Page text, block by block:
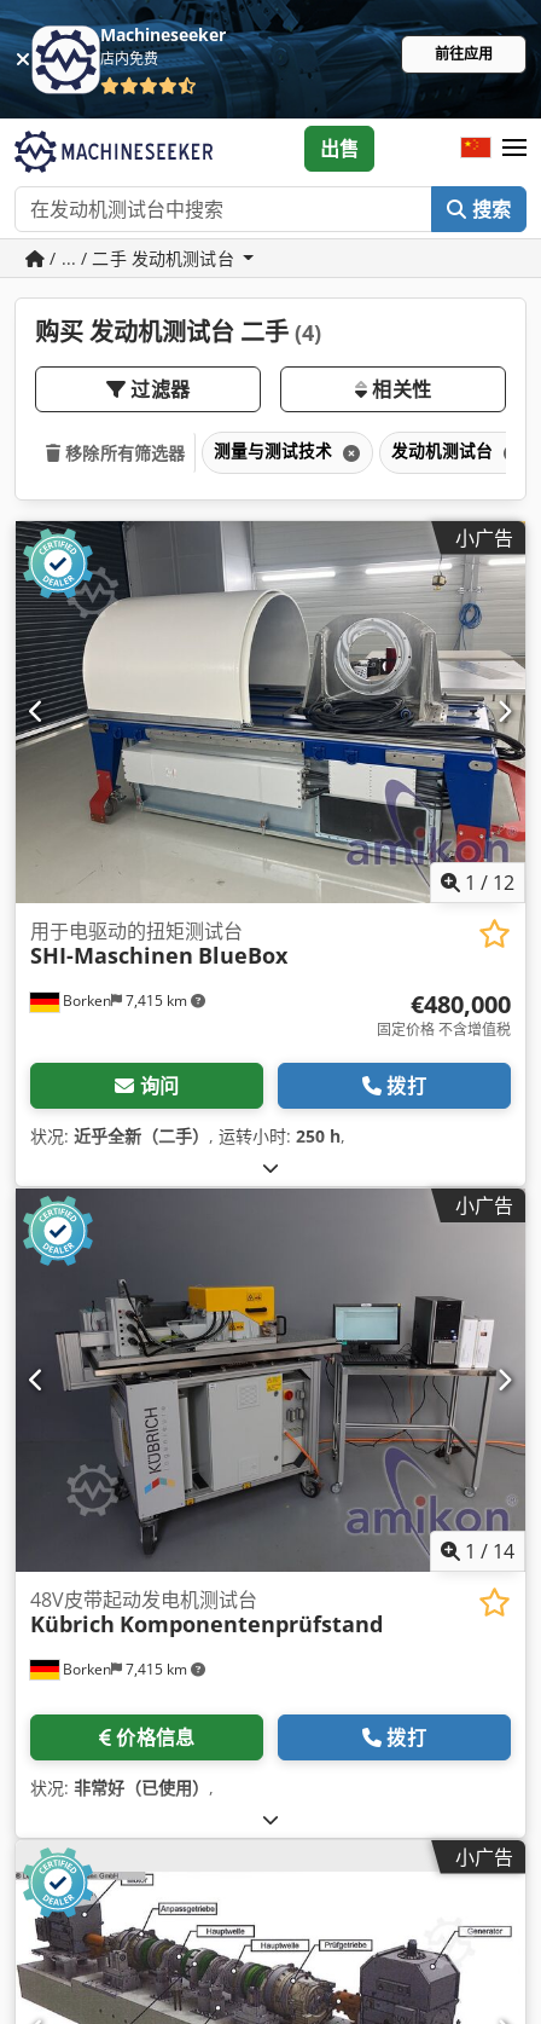
Machineseeker
店内免费 前往应用
搜索
出售
/ ... / 二手 发动机测试台
购买 发动机测试台 二手 (4)
过滤器 相关性
移除所有筛选器 测量与测试技术 发动机测试台
小广告
1 / 12
Borken 7,415 km
用于电驱动的扭矩测试台
SHI-Maschinen BlueBox
€480,000
固定价格 不含增值税
询问 拨打
状况: 近乎全新（二手） , 运转小时: 250 h,
小广告
1 / 14
Borken 7,415 km
48V皮带起动发电机测试台
Kübrich Komponentenprüfstand
价格信息 拨打
状况: 非常好（已使用） ,
小广告